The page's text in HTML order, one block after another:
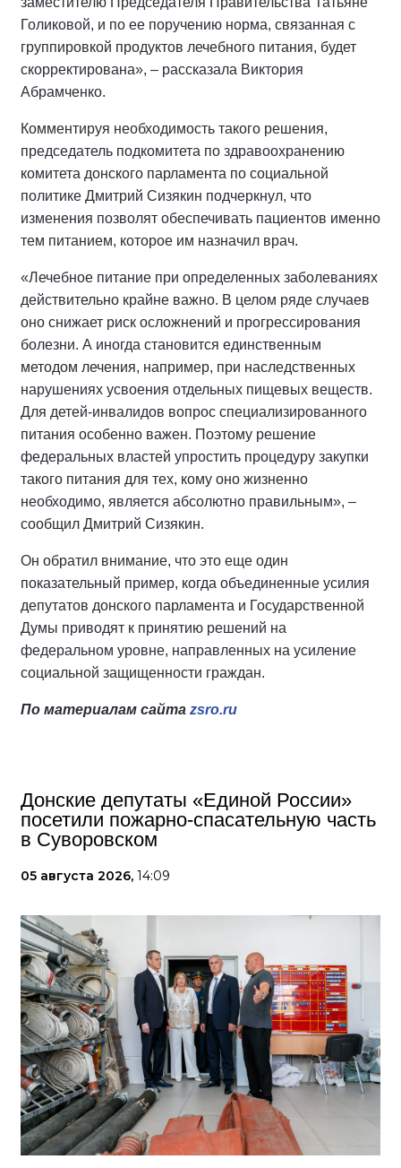
Голиковой, и по ее поручению норма, связанная с
группировкой продуктов лечебного питания, будет
скорректирована», – рассказала Виктория
Абрамченко.
Комментируя необходимость такого решения,
председатель подкомитета по здравоохранению
комитета донского парламента по социальной
политике Дмитрий Сизякин подчеркнул, что
изменения позволят обеспечивать пациентов именно
тем питанием, которое им назначил врач.
«Лечебное питание при определенных заболеваниях
действительно крайне важно. В целом ряде случаев
оно снижает риск осложнений и прогрессирования
болезни. А иногда становится единственным
методом лечения, например, при наследственных
нарушениях усвоения отдельных пищевых веществ.
Для детей-инвалидов вопрос специализированного
питания особенно важен. Поэтому решение
федеральных властей упростить процедуру закупки
такого питания для тех, кому оно жизненно
необходимо, является абсолютно правильным», –
сообщил Дмитрий Сизякин.
Он обратил внимание, что это еще один
показательный пример, когда объединенные усилия
депутатов донского парламента и Государственной
Думы приводят к принятию решений на
федеральном уровне, направленных на усиление
социальной защищенности граждан.
По материалам сайта zsro.ru
Донские депутаты «Единой России»
посетили пожарно-спасательную часть
в Суворовском
05 августа 2026, 14:09